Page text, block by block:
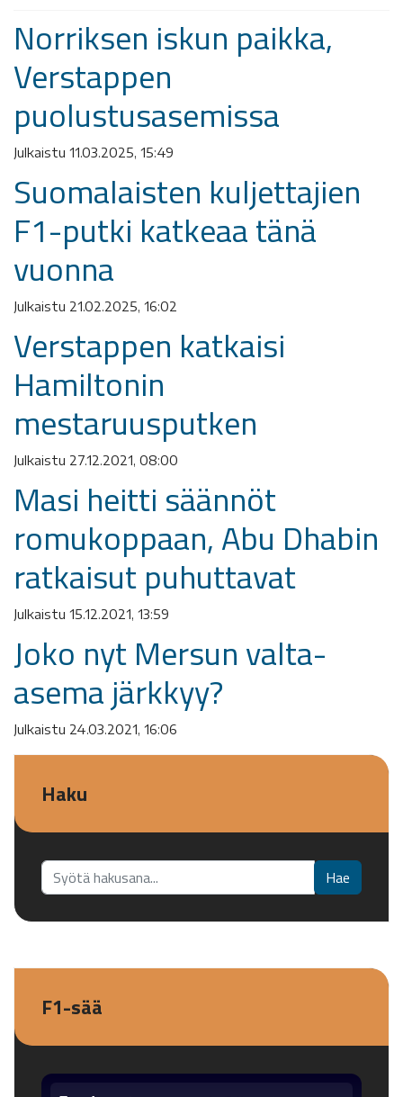
Norriksen iskun paikka,
Verstappen
puolustusasemissa
Julkaistu 11.03.2025, 15:49
Suomalaisten kuljettajien
F1-putki katkeaa tänä
vuonna
Julkaistu 21.02.2025, 16:02
Verstappen katkaisi
Hamiltonin
mestaruusputken
Julkaistu 27.12.2021, 08:00
Masi heitti säännöt
romukoppaan, Abu Dhabin
ratkaisut puhuttavat
Julkaistu 15.12.2021, 13:59
Joko nyt Mersun valta-
asema järkkyy?
Julkaistu 24.03.2021, 16:06
Haku
Etsi... Hae
F1-sää